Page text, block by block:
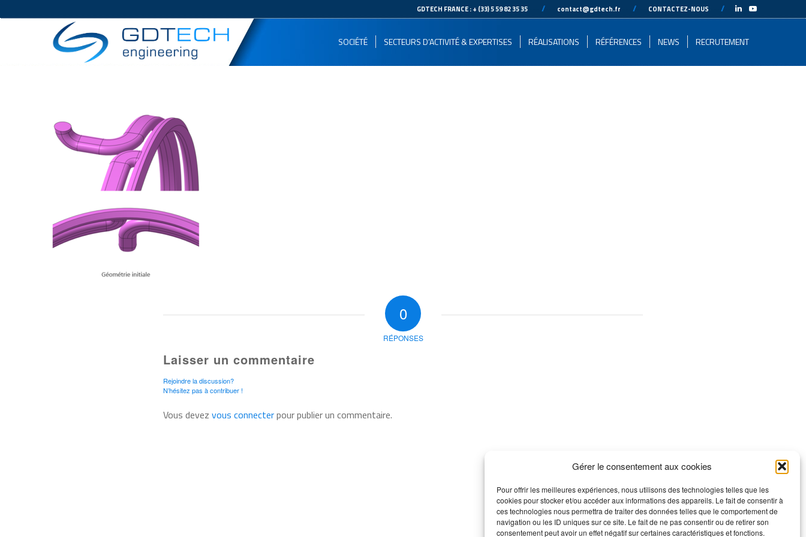
Gérer le consentement aux cookies
Pour offrir les meilleures expériences, nous utilisons des technologies telles que les
cookies pour stocker et/ou accéder aux informations des appareils. Le fait de consentir à
ces technologies nous permettra de traiter des données telles que le comportement de
navigation ou les ID uniques sur ce site. Le fait de ne pas consentir ou de retirer son
consentement peut avoir un effet négatif sur certaines caractéristiques et fonctions.
GDTECH FRANCE : + (33) 5 59 82 35 35 // contact@gdtech.fr // CONTACTEZ-NOUS //
SOCIÉTÉ SECTEURS D’ACTIVITÉ & EXPERTISES RÉALISATIONS RÉFÉRENCES NEWS RECRUTEMENT
0
RÉPONSES
Laisser un commentaire
Rejoindre la discussion?
N’hésitez pas à contribuer !
Vous devez vous connecterpour publier un commentaire.